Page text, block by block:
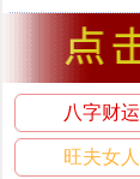
八字财运
旺夫女人